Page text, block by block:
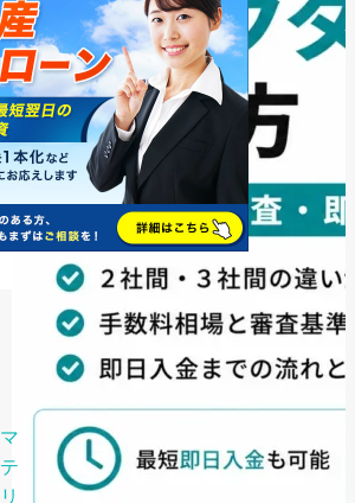
マ
テ
リ